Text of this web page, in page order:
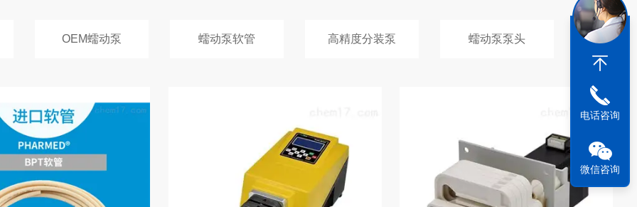
OEM蠕动泵 蠕动泵软管 高精度分装泵 蠕动泵泵头
电话咨询
微信咨询